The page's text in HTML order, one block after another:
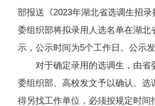
部报送《2023年湖北省选调生招
委组织部将拟录用人选名单在湖北
示，公示时间为5个工作日。公示
对于确定录用的选调生，由省
委组织部、高校发文予以确认。选
得另找工作单位，必须按规定时间